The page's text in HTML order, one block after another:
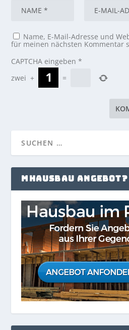
Name, E-Mail-Adresse und
für meinen nächsten Kommentar
CAPTCHA eingeben *
zwei + =
MHAUSBAU ANGEBOT?